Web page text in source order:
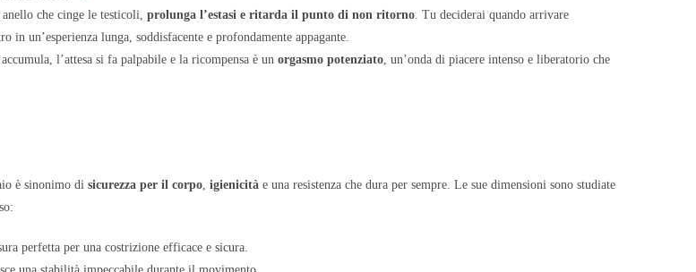
anello che cinge le testicoli,prolunga l’estasi e ritarda il punto di non ritorno. Tu deciderai quando arrivare
in un’esperienza lunga, soddisfacente e profondamente appagante.
l’attesa si fa palpabile e la ricompensa è unorgasmo potenziato, un’onda di piacere intenso e liberatorio che
è sinonimo disicurezza per il corpo,igienicità e una resistenza che dura per sempre. Le sue dimensioni sono studiate
perfetta per una costrizione efficace e sicura.